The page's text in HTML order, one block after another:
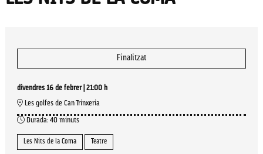
Finalitzat
divendres 16 de febrer| 21:00 h
Les golfes de Can Trinxeria
Durada: 40 minuts
Les Nits de la Coma Teatre